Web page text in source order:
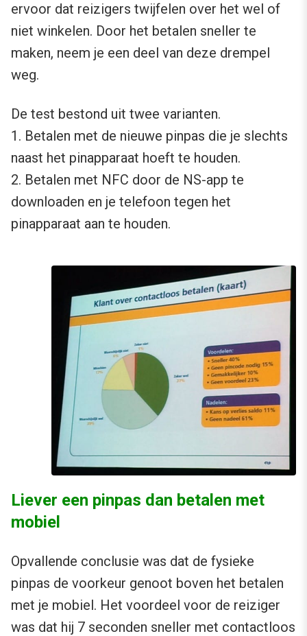
ervoor dat reizigers twijfelen over het wel of
niet winkelen. Door het betalen sneller te
maken, neem je een deel van deze drempel
weg.
De test bestond uit twee varianten.
1. Betalen met de nieuwe pinpas die je slechts
naast het pinapparaat hoeft te houden.
2. Betalen met NFC door de NS-app te
downloaden en je telefoon tegen het
pinapparaat aan te houden.
Liever een pinpas dan betalen met
mobiel
Opvallende conclusie was dat de fysieke
pinpas de voorkeur genoot boven het betalen
met je mobiel. Het voordeel voor de reiziger
was dat hij 7 seconden sneller met contactloos